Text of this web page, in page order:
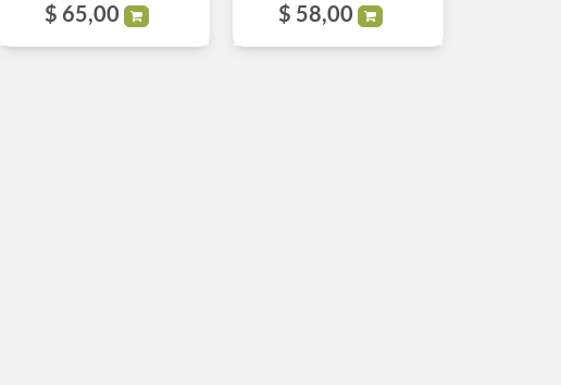
$ 65,00 $ 58,00